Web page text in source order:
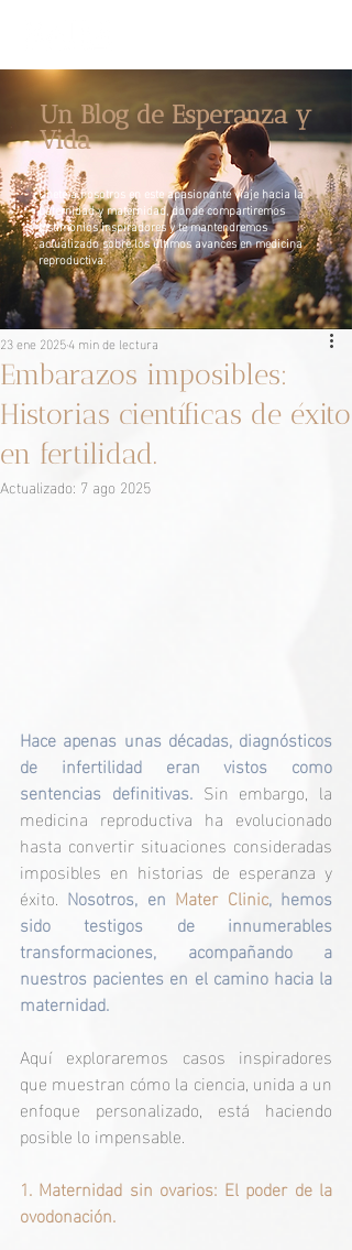
Un Blog de Esperanza y
Vida
Únete a nosotros en este apasionante viaje hacia la
paternidad y maternidad, donde compartiremos
testimonios inspiradores y te mantendremos
actualizado sobre los últimos avances en medicina
reproductiva.
Embarazos imposibles:
Historias científicas de éxito
en fertilidad.
23 ene 20254 min de lectura
Actualizado: 7 ago 2025
Hace apenas unas décadas, diagnósticos
de infertilidad eran vistos como
sentencias definitivas. Sin embargo, la
medicina reproductiva ha evolucionado
hasta convertir situaciones consideradas
imposibles en historias de esperanza y
éxito. Nosotros, en Mater Clinic, hemos
sido testigos de innumerables
transformaciones, acompañando a
nuestros pacientes en el camino hacia la
maternidad.
Aquí exploraremos casos inspiradores
que muestran cómo la ciencia, unida a un
enfoque personalizado, está haciendo
posible lo impensable.
1. Maternidad sin ovarios: El poder de la
ovodonación.